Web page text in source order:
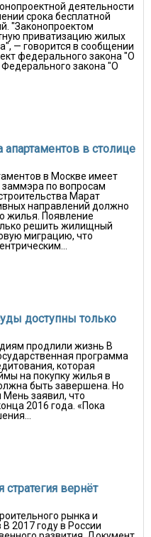
деятельности
срока бесплатной
"Законопроектом
приватизацию жилых
— говорится в сообщении
федерального закона "О
закона "О
апартаментов в столице
в Москве имеет
по вопросам
Марат
направлений должно
жилья. Появление
решить жилищный
миграцию, что
доступны только
продлили жизнь В
программа
которая
на покупку жилья в
быть завершена. Но
заявил, что
2016 года. «Пока
стратегия вернёт
рынка и
2017 году в России